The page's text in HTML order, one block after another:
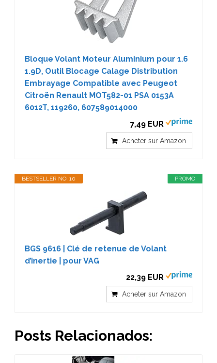
Bloque Volant Moteur Aluminium pour 1.6
1.9D, Outil Blocage Calage Distribution
Embrayage Compatible avec Peugeot
Citroën Renault MOT582-01 PSA 0153A
6012T, 119260, 607589014000
7,49 EUR
Acheter sur Amazon
PROMO
BESTSELLER NO. 10
BGS 9616 | Clé de retenue de Volant
d’inertie | pour VAG
22,39 EUR
Acheter sur Amazon
Posts Relacionados: